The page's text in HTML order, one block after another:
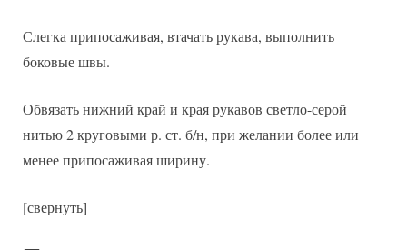
Слегка припосаживая, втачать рукава, выполнить
боковые швы.
Обвязать нижний край и края рукавов светло-серой
нитью 2 круговыми р. ст. б/н, при желании более или
менее припосаживая ширину.
[свернуть]